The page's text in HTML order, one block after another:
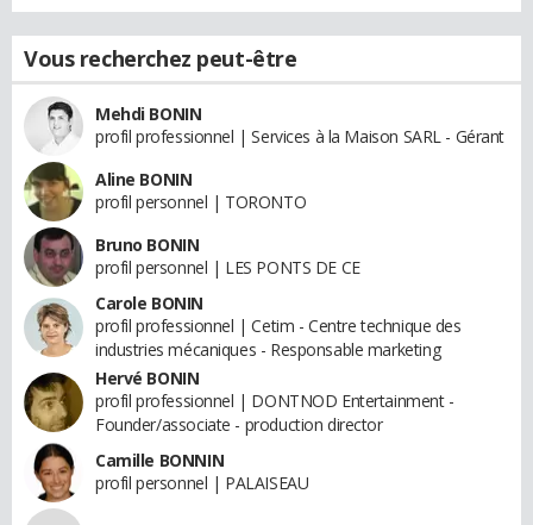
Vous recherchez peut-être
Mehdi BONIN
profil professionnel | Services à la Maison SARL - Gérant
Aline BONIN
profil personnel | TORONTO
Bruno BONIN
profil personnel | LES PONTS DE CE
Carole BONIN
profil professionnel | Cetim - Centre technique des
industries mécaniques - Responsable marketing
Hervé BONIN
profil professionnel | DONTNOD Entertainment -
Founder/associate - production director
Camille BONNIN
profil personnel | PALAISEAU